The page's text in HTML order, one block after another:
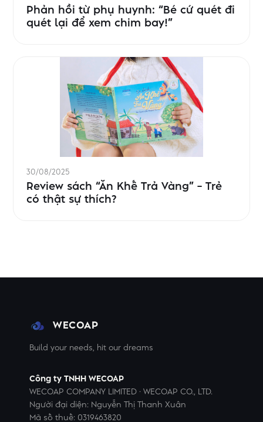
Phản hồi từ phụ huynh: “Bé cứ quét đi
quét lại để xem chim bay!”
30/08/2025
Review sách “Ăn Khế Trả Vàng” – Trẻ
có thật sự thích?
WECOAP
Build your needs, hit our dreams
Công ty TNHH WECOAP
WECOAP COMPANY LIMITED · WECOAP CO., LTD.
Người đại diện: Nguyễn Thị Thanh Xuân
Mã số thuế: 0319463820